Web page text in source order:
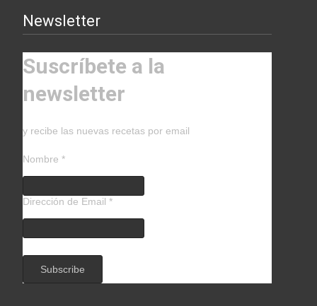
Newsletter
Suscríbete a la
newsletter
y recibe las nuevas recetas por email
Nombre *
Dirección de Email *